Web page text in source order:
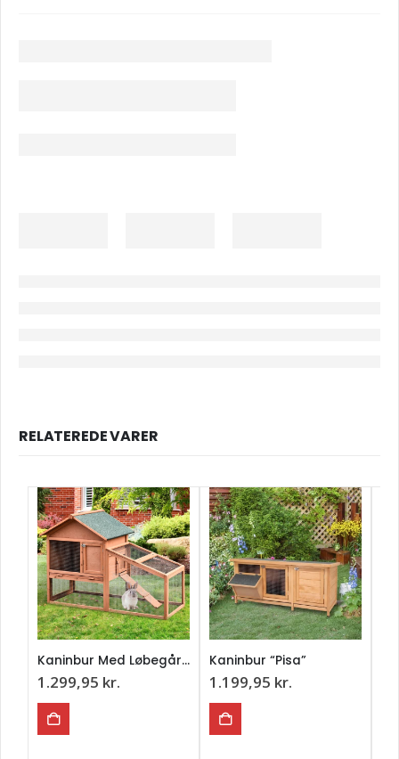
RELATEREDE VARER
Kaninbur Med Løbegård “Gøteborg”
1.299,95 kr.
Kaninbur “Pisa”
1.199,95 kr.